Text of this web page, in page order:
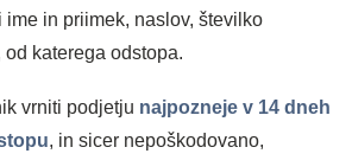
ime in priimek, naslov, številko
katerega odstopa.
vrniti podjetju najpozneje v 14 dneh
, in sicer nepoškodovano,